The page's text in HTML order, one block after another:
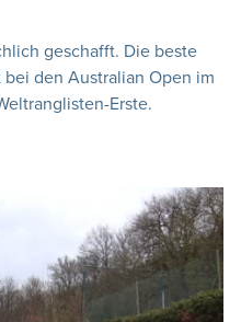
geschafft. Die beste
den Australian Open im
Erste.